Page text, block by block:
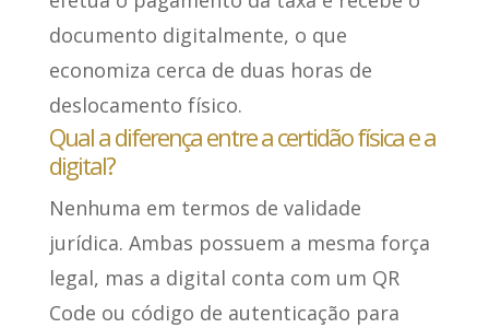
documento digitalmente, o que
economiza cerca de duas horas de
deslocamento físico.
Qual a diferença entre a certidão física e a
digital?
Nenhuma em termos de validade
jurídica. Ambas possuem a mesma força
legal, mas a digital conta com um QR
Code ou código de autenticação para